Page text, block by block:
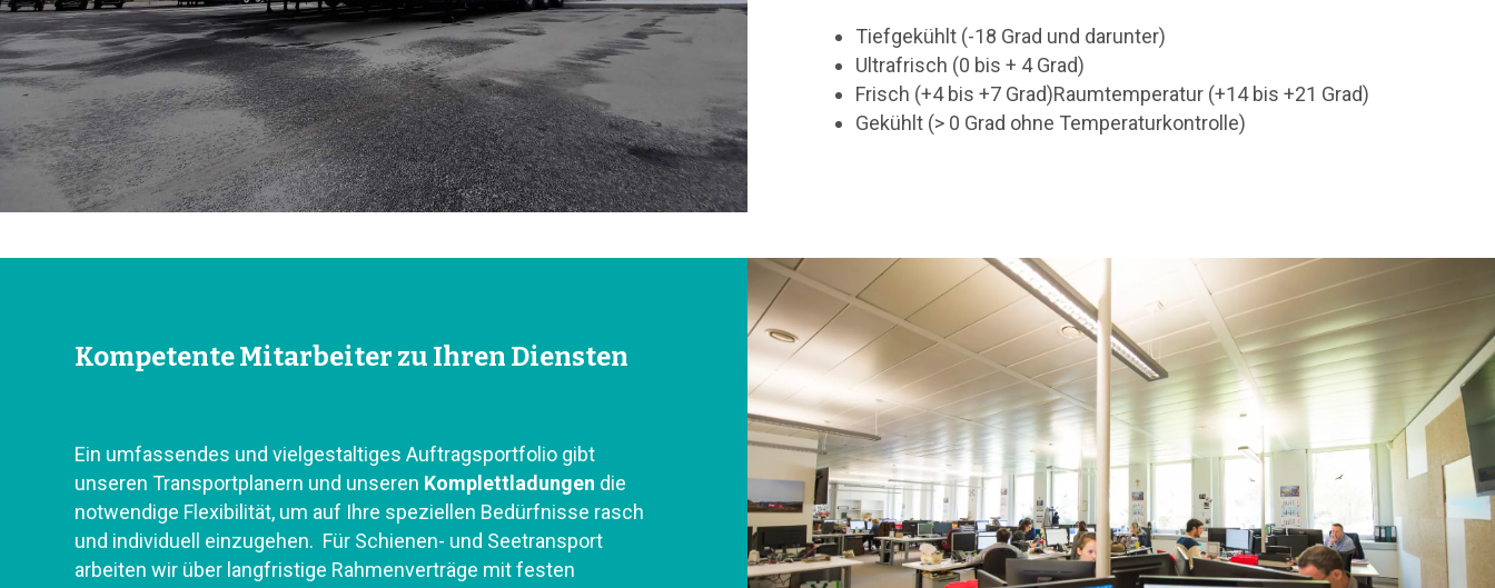
Tiefgekühlt (-18 Grad und darunter)
Ultrafrisch (0 bis + 4 Grad)
Frisch (+4 bis +7 Grad)Raumtemperatur (+14 bis +21 Grad)
Gekühlt (> 0 Grad ohne Temperaturkontrolle)
Kompetente Mitarbeiter zu Ihren Diensten
Ein umfassendes und vielgestaltiges Auftragsportfolio gibt
unseren Transportplanern und unseren Komplettladungen die
notwendige Flexibilität, um auf Ihre speziellen Bedürfnisse rasch
und individuell einzugehen. Für Schienen- und Seetransport
arbeiten wir über langfristige Rahmenverträge mit festen